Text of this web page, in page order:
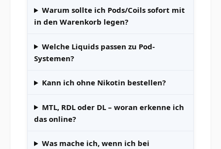
Warum sollte ich Pods/Coils sofort mit
in den Warenkorb legen?
Welche Liquids passen zu Pod-
Systemen?
Kann ich ohne Nikotin bestellen?
MTL, RDL oder DL – woran erkenne ich
das online?
Was mache ich, wenn ich bei